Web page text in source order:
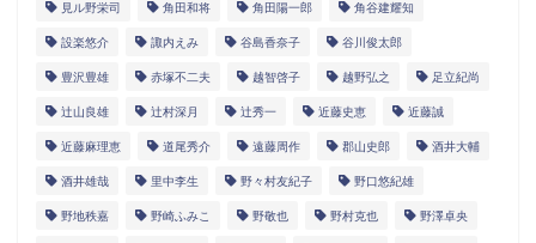
見ル野栄司 角田和将 角田陽一郎 角谷建耀知
設楽悠介 諏内えみ 谷島香奈子 谷川俊太郎
豊沢豊雄 赤塚不二夫 越智啓子 越野弘之 足立紀尚
辻山良雄 辻村深月 辻秀一 近藤史恵 近藤誠
近藤麻理恵 道尾秀介 遠藤周作 郡山史郎 酒井大輔
酒井雄哉 里中李生 野々村友紀子 野口悠紀雄
野地秩嘉 野崎ふみこ 野敬也 野村克也 野澤卓央